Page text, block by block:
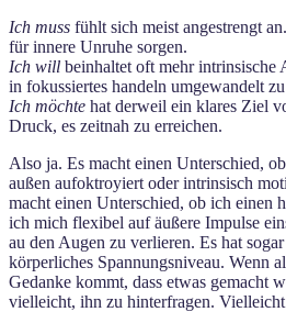
Ich muss fühlt sich meist angestrengt
für innere Unruhe sorgen.
Ich will beinhaltet oft mehr intrinsische
in fokussiertes handeln umgewandelt
Ich möchte hat derweil ein klares Ziel
Druck, es zeitnah zu erreichen.
Also ja. Es macht einen Unterschied,
außen aufoktroyiert oder intrinsisch
macht einen Unterschied, ob ich einen
ich mich flexibel auf äußere Impulse
au den Augen zu verlieren. Es hat
körperliches Spannungsniveau. Wenn
Gedanke kommt, dass etwas gemacht
vielleicht, ihn zu hinterfragen.